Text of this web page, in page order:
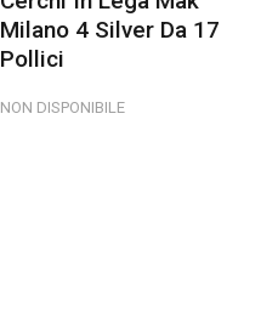
Milano 4 Silver Da 17
Pollici
NON DISPONIBILE